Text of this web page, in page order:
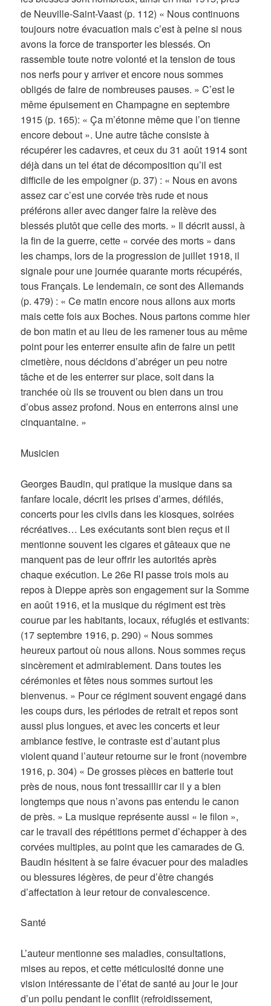
de Neuville-Saint-Vaast (p. 112) « Nous continuons
toujours notre évacuation mais c’est à peine si nous
avons la force de transporter les blessés. On
rassemble toute notre volonté et la tension de tous
nos nerfs pour y arriver et encore nous sommes
obligés de faire de nombreuses pauses. » C’est le
même épuisement en Champagne en septembre
1915 (p. 165): « Ça m’étonne même que l’on tienne
encore debout ». Une autre tâche consiste à
récupérer les cadavres, et ceux du 31 août 1914 sont
déjà dans un tel état de décomposition qu’il est
difficile de les empoigner (p. 37) : « Nous en avons
assez car c’est une corvée très rude et nous
préférons aller avec danger faire la relève des
blessés plutôt que celle des morts. » Il décrit aussi, à
la fin de la guerre, cette « corvée des morts » dans
les champs, lors de la progression de juillet 1918, il
signale pour une journée quarante morts récupérés,
tous Français. Le lendemain, ce sont des Allemands
(p. 479) : « Ce matin encore nous allons aux morts
mais cette fois aux Boches. Nous partons comme hier
de bon matin et au lieu de les ramener tous au même
point pour les enterrer ensuite afin de faire un petit
cimetière, nous décidons d’abréger un peu notre
tâche et de les enterrer sur place, soit dans la
tranchée où ils se trouvent ou bien dans un trou
d’obus assez profond. Nous en enterrons ainsi une
cinquantaine. »
Musicien
Georges Baudin, qui pratique la musique dans sa
fanfare locale, décrit les prises d’armes, défilés,
concerts pour les civils dans les kiosques, soirées
récréatives… Les exécutants sont bien reçus et il
mentionne souvent les cigares et gâteaux que ne
manquent pas de leur offrir les autorités après
chaque exécution. Le 26e RI passe trois mois au
repos à Dieppe après son engagement sur la Somme
en août 1916, et la musique du régiment est très
courue par les habitants, locaux, réfugiés et estivants:
(17 septembre 1916, p. 290) « Nous sommes
heureux partout où nous allons. Nous sommes reçus
sincèrement et admirablement. Dans toutes les
cérémonies et fêtes nous sommes surtout les
bienvenus. » Pour ce régiment souvent engagé dans
les coups durs, les périodes de retrait et repos sont
aussi plus longues, et avec les concerts et leur
ambiance festive, le contraste est d’autant plus
violent quand l’auteur retourne sur le front (novembre
1916, p. 304) « De grosses pièces en batterie tout
près de nous, nous font tressaillir car il y a bien
longtemps que nous n’avons pas entendu le canon
de près. » La musique représente aussi « le filon »,
car le travail des répétitions permet d’échapper à des
corvées multiples, au point que les camarades de G.
Baudin hésitent à se faire évacuer pour des maladies
ou blessures légères, de peur d’être changés
d’affectation à leur retour de convalescence.
Santé
L’auteur mentionne ses maladies, consultations,
mises au repos, et cette méticulosité donne une
vision intéressante de l’état de santé au jour le jour
d’un poilu pendant le conflit (refroidissement,